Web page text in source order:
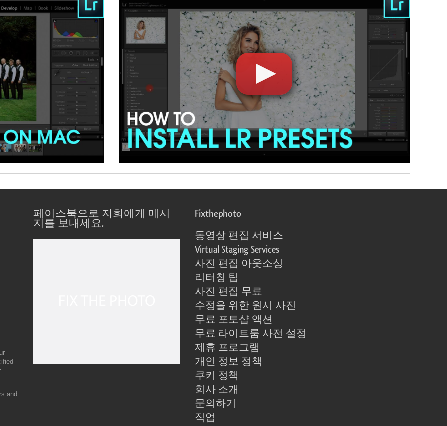
and
페이스북으로 저희에게 메시
지를 보내세요.
Fixthephoto
동영상 편집 서비스
Virtual Staging Services
사진 편집 아웃소싱
리터칭 팁
사진 편집 무료
수정을 위한 원시 사진
무료 포토샵 액션
무료 라이트룸 사전 설정
제휴 프로그램
개인 정보 정책
쿠키 정책
회사 소개
문의하기
직업